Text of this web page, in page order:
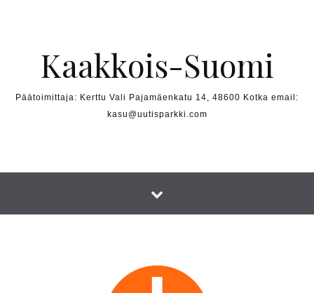
Kaakkois-Suomi
Päätoimittaja: Kerttu Vali Pajamäenkatu 14, 48600 Kotka email:
kasu@uutisparkki.com